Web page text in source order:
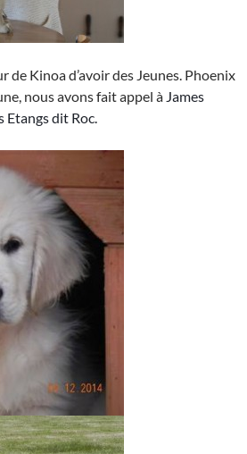
de Kinoa d’avoir des Jeunes. Phoenix
nous avons fait appel à James
Etangs dit Roc.